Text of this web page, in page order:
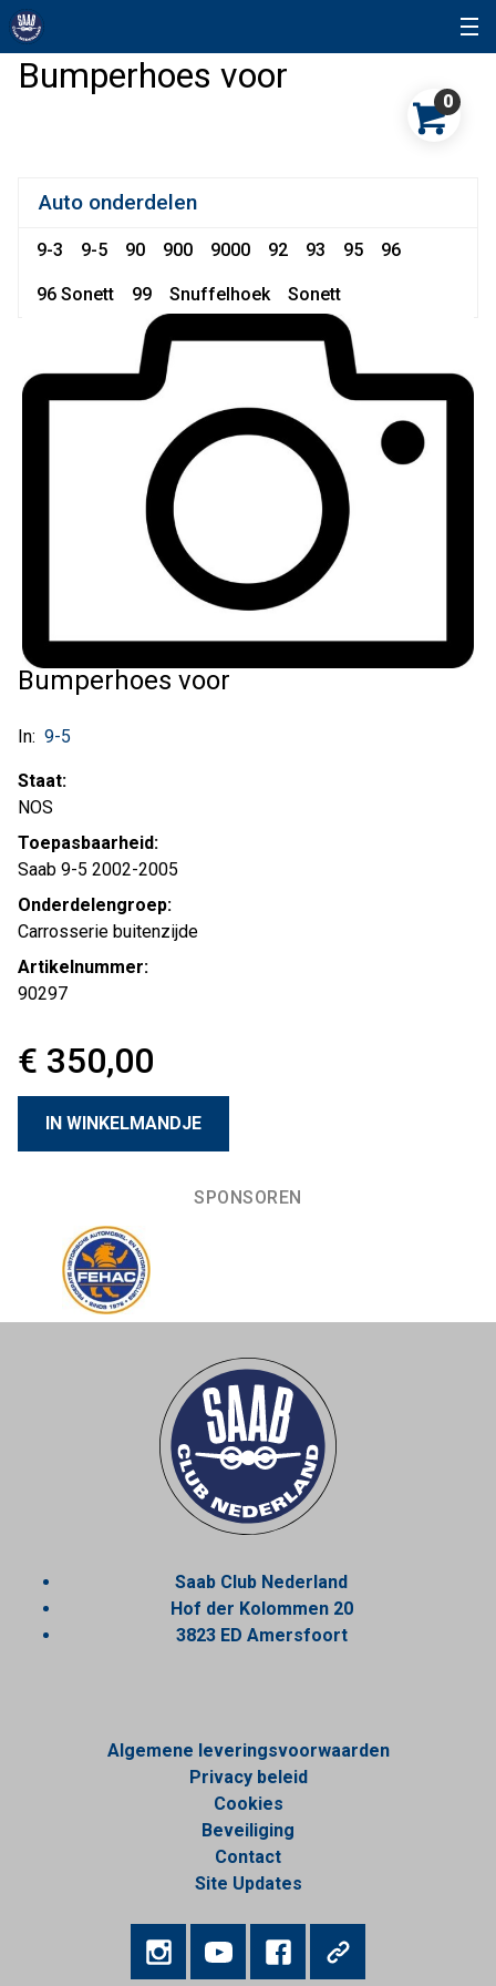
Bumperhoes voor
0
Auto onderdelen
9-3 9-5 90 900 9000 92 93 95 96
96 Sonett 99 Snuffelhoek Sonett
Bumperhoes voor
In: 9-5
Staat:
NOS
Toepasbaarheid:
Saab 9-5 2002-2005
Onderdelengroep:
Carrosserie buitenzijde
Artikelnummer:
90297
€ 350,00
SPONSOREN
Saab Club Nederland
Hof der Kolommen 20
3823 ED Amersfoort
Algemene leveringsvoorwaarden
Privacy beleid
Cookies
Beveiliging
Contact
Site Updates